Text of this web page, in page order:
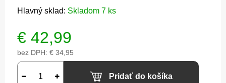
Hlavný sklad: Skladom 7 ks
€ 42,99
bez DPH: € 34,95
Pridať do košíka